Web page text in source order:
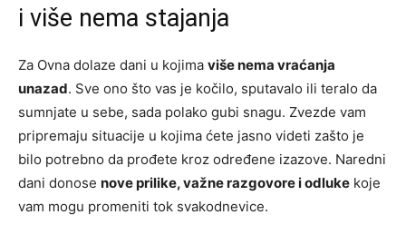
i više nema stajanja
Za Ovna dolaze dani u kojima više nema vraćanja
unazad. Sve ono što vas je kočilo, sputavalo ili teralo da
sumnjate u sebe, sada polako gubi snagu. Zvezde vam
pripremaju situacije u kojima ćete jasno videti zašto je
bilo potrebno da prođete kroz određene izazove. Naredni
dani donose nove prilike, važne razgovore i odluke koje
vam mogu promeniti tok svakodnevice.